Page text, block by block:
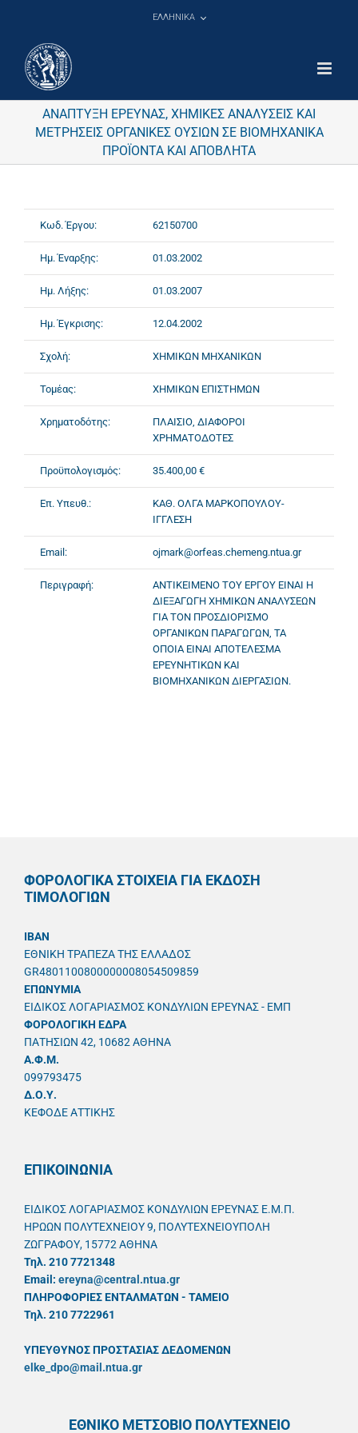
ΕΛΛΗΝΙΚΑ
ΑΝΑΠΤΥΞΗ ΕΡΕΥΝΑΣ, ΧΗΜΙΚΕΣ ΑΝΑΛΥΣΕΙΣ ΚΑΙ
ΜΕΤΡΗΣΕΙΣ ΟΡΓΑΝΙΚΕΣ ΟΥΣΙΩΝ ΣΕ ΒΙΟΜΗΧΑΝΙΚΑ
ΠΡΟΪΟΝΤΑ ΚΑΙ ΑΠΟΒΛΗΤΑ
Κωδ. Έργου: 62150700
Ημ. Έναρξης: 01.03.2002
Ημ. Λήξης: 01.03.2007
Ημ. Έγκρισης: 12.04.2002
Σχολή: ΧΗΜΙΚΩΝ ΜΗΧΑΝΙΚΩΝ
Τομέας: ΧΗΜΙΚΩΝ ΕΠΙΣΤΗΜΩΝ
Χρηματοδότης:
ΠΛΑΙΣΙΟ, ΔΙΑΦΟΡΟΙ
ΧΡΗΜΑΤΟΔΟΤΕΣ
Προϋπολογισμός: 35.400,00 €
Επ. Υπευθ.:
ΚΑΘ. ΟΛΓΑ ΜΑΡΚΟΠΟΥΛΟΥ-
ΙΓΓΛΕΣΗ
Email: ojmark@orfeas.chemeng.ntua.gr
Περιγραφή:
ΑΝΤΙΚΕΙΜΕΝΟ ΤΟΥ ΕΡΓΟΥ ΕΙΝΑΙ Η
ΔΙΕΞΑΓΩΓΗ ΧΗΜΙΚΩΝ ΑΝΑΛΥΣΕΩΝ
ΓΙΑ ΤΟΝ ΠΡΟΣΔΙΟΡΙΣΜΟ
ΟΡΓΑΝΙΚΩΝ ΠΑΡΑΓΩΓΩΝ, ΤΑ
ΟΠΟΙΑ ΕΙΝΑΙ ΑΠΟΤΕΛΕΣΜΑ
ΕΡΕΥΝΗΤΙΚΩΝ ΚΑΙ
ΒΙΟΜΗΧΑΝΙΚΩΝ ΔΙΕΡΓΑΣΙΩΝ.
ΦΟΡΟΛΟΓΙΚΑ ΣΤΟΙΧΕΙΑ ΓΙΑ ΕΚΔΟΣΗ
ΤΙΜΟΛΟΓΙΩΝ
IBAN
ΕΘΝΙΚΗ ΤΡΑΠΕΖΑ ΤΗΣ ΕΛΛΑΔΟΣ
GR4801100800000008054509859
ΕΠΩΝΥΜΙΑ
ΕΙΔΙΚΟΣ ΛΟΓΑΡΙΑΣΜΟΣ ΚΟΝΔΥΛΙΩΝ ΕΡΕΥΝΑΣ - ΕΜΠ
ΦΟΡΟΛΟΓΙΚΗ ΕΔΡΑ
ΠΑΤΗΣΙΩΝ 42, 10682 ΑΘΗΝΑ
A.Φ.Μ.
099793475
Δ.Ο.Υ.
ΚΕΦΟΔΕ ΑΤΤΙΚΗΣ
ΕΠΙΚΟΙΝΩΝΙΑ
ΕΙΔΙΚΟΣ ΛΟΓΑΡΙΑΣΜΟΣ ΚΟΝΔΥΛΙΩΝ ΕΡΕΥΝΑΣ Ε.Μ.Π.
ΗΡΩΩΝ ΠΟΛΥΤΕΧΝΕΙΟΥ 9, ΠΟΛΥΤΕΧΝΕΙΟΥΠΟΛΗ
ΖΩΓΡΑΦΟΥ, 15772 ΑΘΗΝΑ
Τηλ. 210 7721348
Email: ereyna@central.ntua.gr
ΠΛΗΡΟΦΟΡΙΕΣ ΕΝΤΑΛΜΑΤΩΝ - ΤΑΜΕΙΟ
Τηλ. 210 7722961
ΥΠΕΥΘYΝΟΣ ΠΡΟΣΤΑΣΙΑΣ ΔΕΔΟΜΕΝΩΝ
elke_dpo@mail.ntua.gr
ΕΘΝΙΚΟ ΜΕΤΣΟΒΙΟ ΠΟΛΥΤΕΧΝΕΙΟ